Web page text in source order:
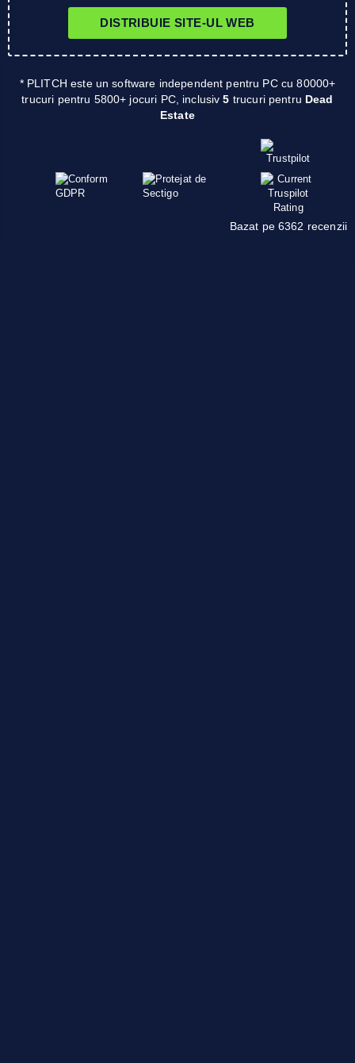
DISTRIBUIE SITE-UL WEB
* PLITCH este un software independent pentru PC cu 80000+
trucuri pentru 5800+ jocuri PC, inclusiv5 trucuri pentru Dead
Estate
Bazat pe 6362 recenzii